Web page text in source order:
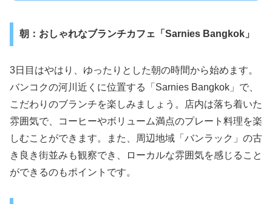
朝：おしゃれなブランチカフェ「Sarnies Bangkok」
3日目はやはり、ゆったりとした朝の時間から始めます。
バンコクの河川近くに位置する「Sarnies Bangkok」で、
こだわりのブランチを楽しみましょう。店内は落ち着いた
雰囲気で、コーヒーやボリューム満点のプレート料理を楽
しむことができます。また、周辺地域「バンラック」の古
き良き街並みも観察でき、ローカルな雰囲気を感じること
ができるのもポイントです。